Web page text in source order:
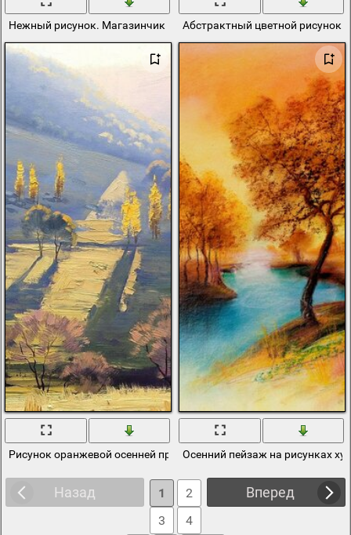
Нежный рисунок. Магазинчик цветов. АкварельАбстрактный цветной рисунок
Рисунок оранжевой осенней природыОсенний пейзаж на рисунках
Назад Вперед
1
2
3
4